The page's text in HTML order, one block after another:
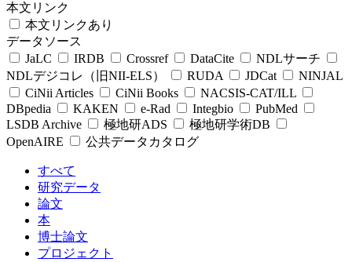
本文リンク
本文リンクあり
データソース
JaLC
IRDB Crossref DataCite
NDLサーチ
NDLデジコレ（旧NII-ELS）
RUDA JDCat
NINJAL
CiNii Articles
CiNii Books
NACSIS-CAT/ILL
DBpedia
KAKEN e-Rad Integbio
PubMed
LSDB Archive
極地研ADS
極地研学術DB
OpenAIRE
公共データカタログ
すべて
研究データ
論文
本
博士論文
プロジェクト